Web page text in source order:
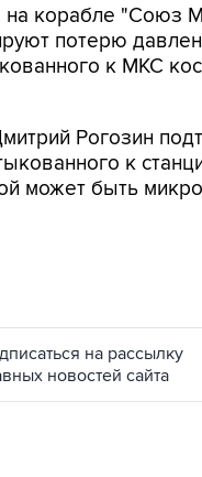
на корабле "Союз
потерю
к МКС
Рогозин
к
может быть
на рассылку
новостей сайта